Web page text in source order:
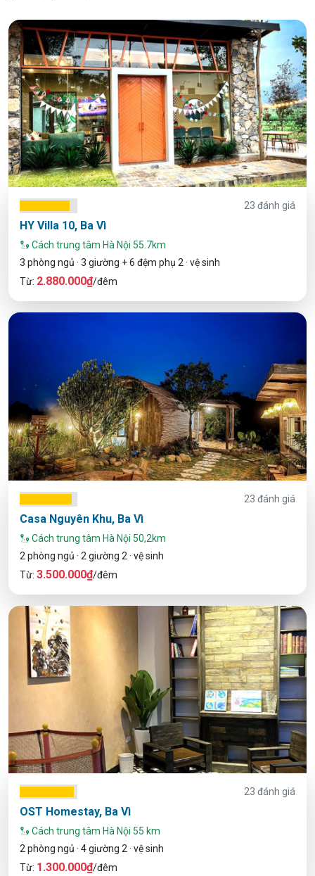
23 đánh giá
HY Villa 10, Ba Vì
Cách trung tâm Hà Nội 55.7km
3 phòng ngủ · 3 giường + 6 đệm phụ 2 · vệ sinh
Từ: 2.880.000₫/đêm
23 đánh giá
Casa Nguyên Khu, Ba Vì
Cách trung tâm Hà Nội 50,2km
2 phòng ngủ · 2 giường 2 · vệ sinh
Từ: 3.500.000₫/đêm
23 đánh giá
OST Homestay, Ba Vì
Cách trung tâm Hà Nội 55 km
2 phòng ngủ · 4 giường 2 · vệ sinh
Từ: 1.300.000₫/đêm